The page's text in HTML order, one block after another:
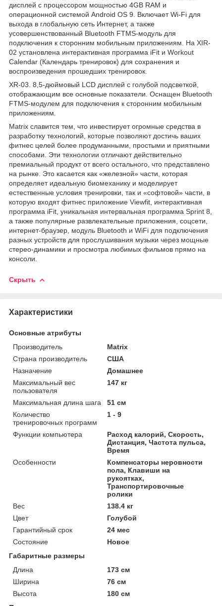
дисплей с процессором мощностью 4GB RAM и
операционной системой Android OS 9. Включает Wi-Fi для
выхода в глобальную сеть Интернет, а также
усовершенствованный Bluetooth FTMS-модуль для
подключения к сторонним мобильным приложениям. На XIR-
02 установлена интерактивная программа iFit и Workout
Calendar (Календарь тренировок) для сохранения и
воспроизведения прошедших тренировок.
XR-03. 8,5-дюймовый LCD дисплей с голубой подсветкой,
отображающим все основные показатели. Оснащен Bluetooth
FTMS-модулем для подключения к сторонним мобильным
приложениям.
Matrix славится тем, что инвестирует огромные средства в
разработку технологий, которые позволяют достичь ваших
фитнес целей более продуманными, простыми и приятными
способами. Эти технологии отличают действительно
премиальный продукт от всего остального, что представлено
на рынке. Это касается как «железной» части, которая
определяет идеальную биомеханику и моделирует
естественные условия тренировки, так и «софтовой» части, в
которую входят фитнес приложение Viewfit, интерактивная
программа iFit, уникальная интервальная программа Sprint 8,
а также популярные развлекательные приложения, соцсети,
интернет-браузер, модуль Bluetooth и WiFi для подключения
разных устройств для прослушивания музыки через мощные
стерео-динамики и просмотра любимых фильмов прямо на
консоли.
Скрыть
Характеристики
Основные атрибуты
Производитель
Matrix
Страна производитель
США
Назначение
Домашнее
Максимальный вес
пользователя
147 кг
Максимальная длина шага
51 см
Количество
тренировочных программ
1 - 9
Функции компьютера
Расход калорий, Скорость,
Дистанция, Частота пульса,
Время
Особенности
Компенсаторы неровности
пола, Клавиши на
рукоятках,
Транспортировочные
ролики
Вес
138.4 кг
Цвет
Голубой
Гарантийный срок
24 мес
Состояние
Новое
Габаритные размеры
Длина
173 см
Ширина
76 см
Высота
180 см